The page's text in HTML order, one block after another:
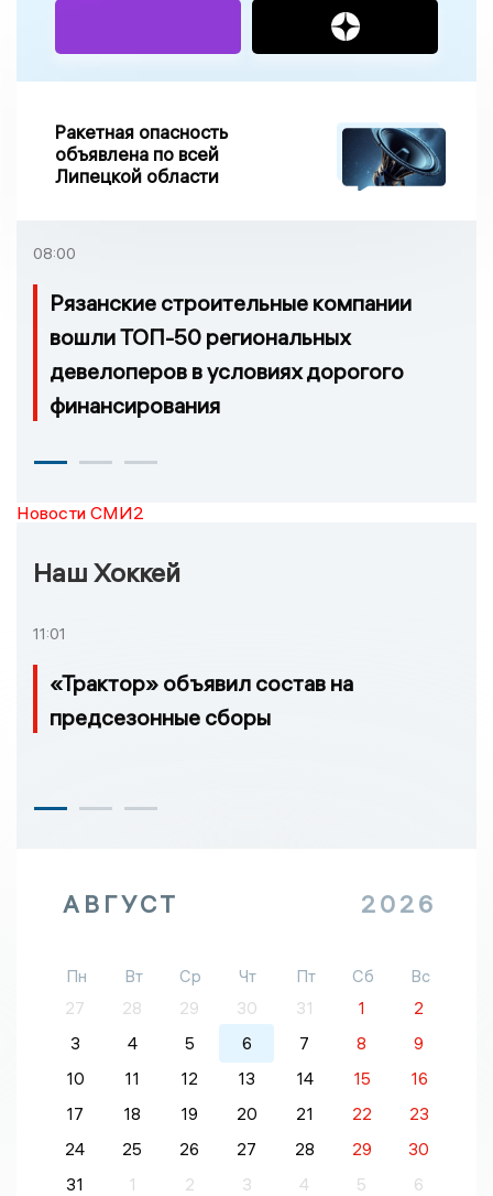
Ракетная опасность
объявлена по всей
Липецкой области
08:00
Рязанские строительные компании
вошли ТОП-50 региональных
девелоперов в условиях дорогого
финансирования
Новости СМИ2
Наш Хоккей
11:01
«Трактор» объявил состав на
предсезонные сборы
АВГУСТ 2026
Пн Вт Ср Чт Пт Сб
Вс
27
28 29 30 31 1
2
3
4 5 6 7 8
9
10
11 12 13 14 15
16
17
18 19 20 21 22
23
24
25 26 27 28 29
30
31
1 2 3 4 5 6